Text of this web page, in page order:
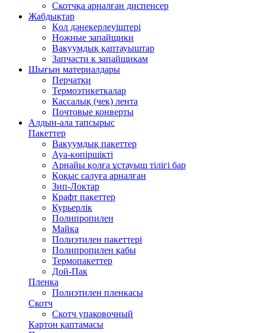
Скотчқа арналған диспенсер
Жабдықтар
Қол дәнекерлеуіштері
Ножные запайщики
Вакуумдық қаптауыштар
Запчасти к запайщикам
Шығын материалдары
Перчатки
Термоэтикеткалар
Кассалық (чек) лента
Почтовые конверты
Алдын-ала тапсырыс
Пакеттер
Вакуумдық пакеттер
Ауа-көпіршікті
Арнайы қолға ұстауыш тілігі бар
Қоқыс салуға арналған
Зип-Локтар
Крафт пакеттер
Курьерлік
Полипропилен
Майка
Полиэтилен пакеттері
Полипропилен қабы
Термопакеттер
Дой-Пак
Пленка
Полиэтилен пленкасы
Скотч
Скотч упаковочный
Картон қаптамасы